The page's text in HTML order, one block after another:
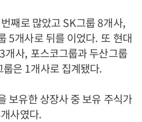
째로 많았고SK그룹8개사,
5개사로 뒤를 이었다. 또 현대
3개사, 포스코그룹과 두산그룹
룹은1개사로 집계됐다.
보유한 상장사 중 보유 주식가
개사였다.